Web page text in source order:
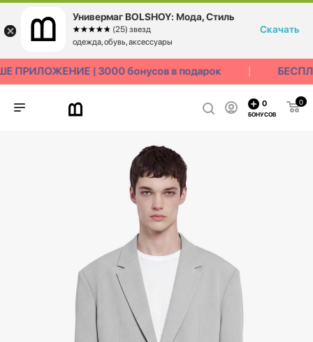
ПРИЛОЖЕНИЕ | 3000 бонусов в подарок
0
0
БОНУСОВ
Универмаг BOLSHOY: Мода, Стиль
☆☆☆☆☆
★★★★★ (25) звезд
одежда, обувь, аксессуары
Скачать